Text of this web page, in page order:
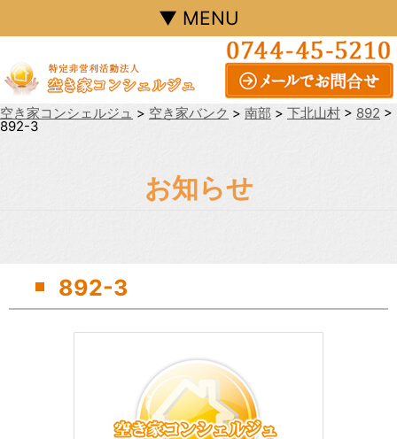
▼ MENU
空き家コンシェルジュ > 空き家バンク > 南部 > 下北山村 > 892 >
892-3
お知らせ
892-3